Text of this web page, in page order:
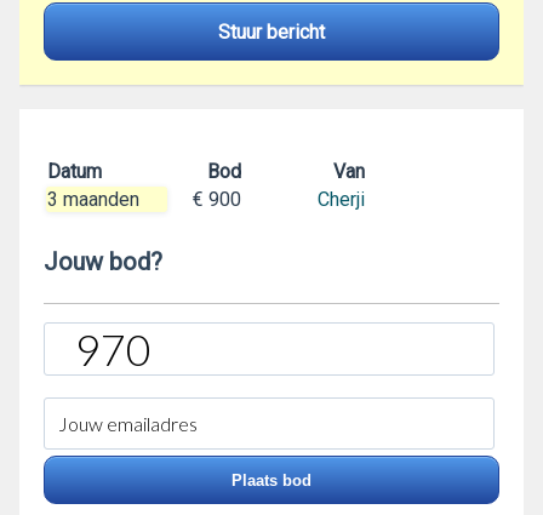
Stuur bericht
Datum Bod
Van
3 maanden
€ 900 Cherji
Jouw bod?